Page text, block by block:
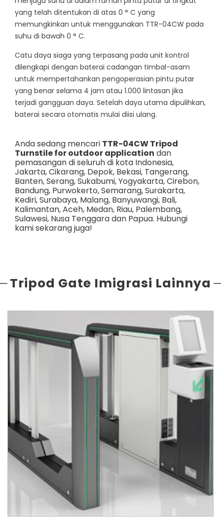
yang telah ditentukan di atas 0 ° C yang
memungkinkan untuk menggunakan TTR-04CW pada
suhu di bawah 0 ° C.
Catu daya siaga yang terpasang pada unit kontrol
dilengkapi dengan baterai cadangan timbal-asam
untuk mempertahankan pengoperasian pintu putar
yang benar selama 4 jam atau 1.000 lintasan jika
terjadi gangguan daya. Setelah daya utama dipulihkan,
baterai secara otomatis mulai diisi ulang.
Anda sedang mencari TTR-04CW Tripod
Turnstile for outdoor application dan
pemasangan di seluruh di kota Indonesia,
Jakarta,Cikarang, Depok, Bekasi, Tangerang,
Banten,Serang,Sukabumi,Yogyakarta,Cirebon,
Bandung, Purwokerto,Semarang,Surakarta,
Kediri,Surabaya, Malang, Banyuwangi, Bali,
Kalimantan,Aceh, Medan, Riau, Palembang,
Sulawesi, Nusa Tenggaradan Papua. Hubungi
kami sekarang juga!
Tripod Gate Imigrasi Lainnya